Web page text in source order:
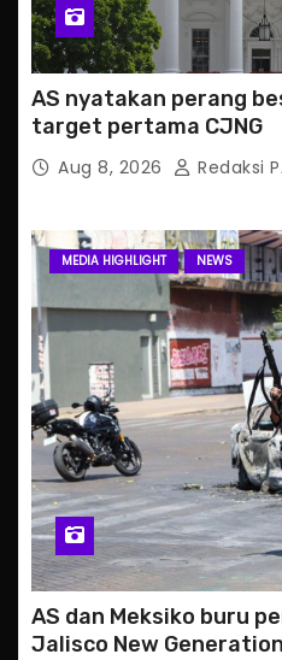
AS nyatakan perang
target pertama CJNG
Aug 8, 2026 Redaksi
MEDIA HIGHLIGHT NEWS
AS dan Meksiko buru
Jalisco New Generation